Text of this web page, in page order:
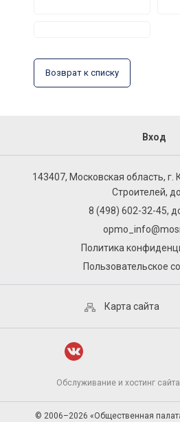
Возврат к списку
Вход
143407, Московская область, г.
Строителей,
8 (498) 602-32-45,
Политика
Пользовательское
Карта сайта
Обслуживание и хостинг сайта
© 2006–2026 «Общественная